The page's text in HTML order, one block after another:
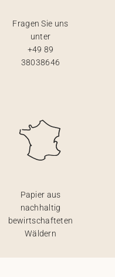
Fragen Sie uns
unter
+49 89
38038646
Papier aus
nachhaltig
bewirtschafteten
Wäldern